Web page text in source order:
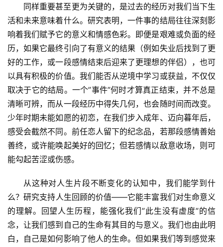
同样重要甚至更为关键的，是过去的经历对我们当下生
活和未来意味着什么。研究表明，一件事的结局往往深刻影
响着我们赋予它的意义和情感色彩。即便是艰难或负面的经
历，如果它最终引向了有意义的结果（例如失业后找到了更
好的工作，或一段感情结束后迎来了更理想的伴侣），也可
以具有积极的价值。我们能否从逆境中学习或获益，不仅仅
取决于它的结局。一个”事件”何时才算真正结束，并不总是
清晰可辨，而从一段经历中得失几何，也会随时间而改变。
少年时期未能如愿的初恋，在我们步入成年、迈向暮年后，
感受会截然不同。前任恋人留下的纪念品，若那段感情善始
善终，或许能唤起美好的回忆；但若感情以敌意收场，则可
能勾起苦涩或伤感。
从这种对人生片段不断变化的认知中，我们能学到什
么？研究支持人生回顾的价值——它能丰富我们对生命意义
的理解。回望人生历程，能强化我们”此生没有虚度”的信
念，让我们感到自己的生命有其目的与意义。我们也由此明
白，自己是如何影响了他人的生命。但如果我们等到感觉来